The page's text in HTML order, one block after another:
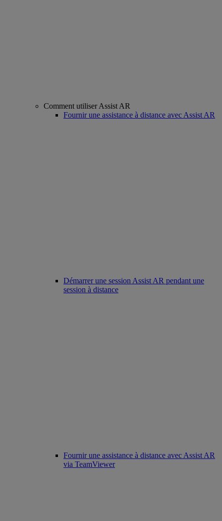
Comment utiliser Assist AR
Fournir une assistance à distance avec Assist AR
Démarrer une session Assist AR pendant une
session à distance
Fournir une assistance à distance avec Assist AR
via TeamViewer